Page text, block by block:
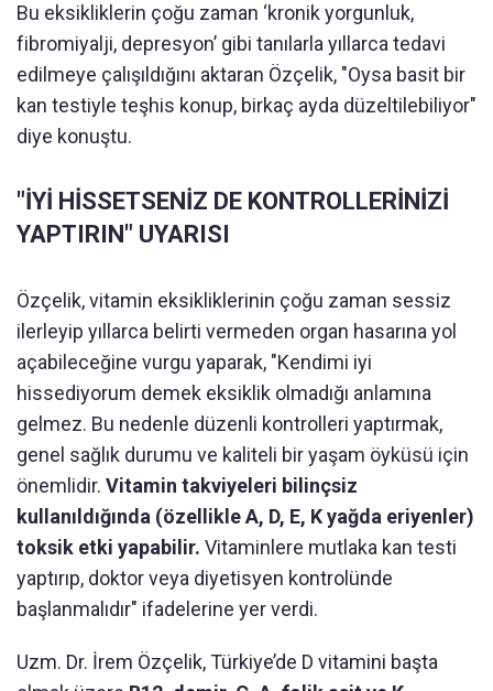
Bu eksikliklerin çoğu zaman ‘kronik yorgunluk,
fibromiyalji, depresyon’ gibi tanılarla yıllarca tedavi
edilmeye çalışıldığını aktaran Özçelik, "Oysa basit bir
kan testiyle teşhis konup, birkaç ayda düzeltilebiliyor"
diye konuştu.
"İYİ HİSSETSENİZ DE KONTROLLERİNİZİ
YAPTIRIN" UYARISI
Özçelik, vitamin eksikliklerinin çoğu zaman sessiz
ilerleyip yıllarca belirti vermeden organ hasarına yol
açabileceğine vurgu yaparak, "Kendimi iyi
hissediyorum demek eksiklik olmadığı anlamına
gelmez. Bu nedenle düzenli kontrolleri yaptırmak,
genel sağlık durumu ve kaliteli bir yaşam öyküsü için
önemlidir. Vitamin takviyeleri bilinçsiz
kullanıldığında (özellikle A, D, E, K yağda eriyenler)
toksik etki yapabilir. Vitaminlere mutlaka kan testi
yaptırıp, doktor veya diyetisyen kontrolünde
başlanmalıdır" ifadelerine yer verdi.
Uzm. Dr. İrem Özçelik, Türkiye’de D vitamini başta